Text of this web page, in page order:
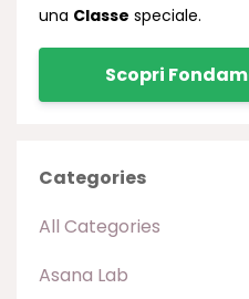
una Classe speciale.
Scopri
Categories
All Categories
Asana Lab